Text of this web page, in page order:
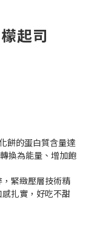
起司
餅的蛋白質含量達
換為能量、增加飽
緊緻壓層技術精
扎實，好吃不甜